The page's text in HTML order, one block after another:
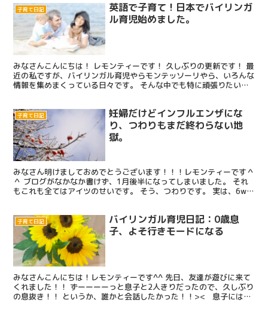
子育て日記
英語で子育て！日本でバイリンガ
ル育児始めました。
みなさんこんにちは！ レモンティーです！ 久しぶりの更新です！ 最
近の私ですが、バイリンガル育児やらモンテッソーリやら、いろんな
情報を集めまくっている日々です。 そんな中でも特に頑張りたいの
子育て日記
妊婦だけどインフルエンザにな
り、つわりもまだ終わらない地
獄。
みなさん明けましておめでとうございます！！！レモンティーです＾
＾ ブログがなかなか書けず、1月後半になってしまいました。 それ
もこれも全てはアイツのせいです。 そう、つわりです。 実は、6wく
子育て日記
バイリンガル育児日記：0歳息
子、よそ行きモードになる
みなさんこんにちは！レモンティーです^^ 先日、友達が遊びに来て
くれました！！ ずーーーーっと息子と2人きりだったので、久しぶり
の息抜き！！ というか、誰かと会話したかった！！>< 息子には、